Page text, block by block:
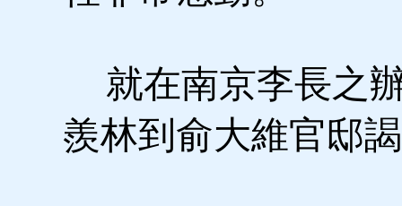
就在南京李長之
羨林到俞大維官邸